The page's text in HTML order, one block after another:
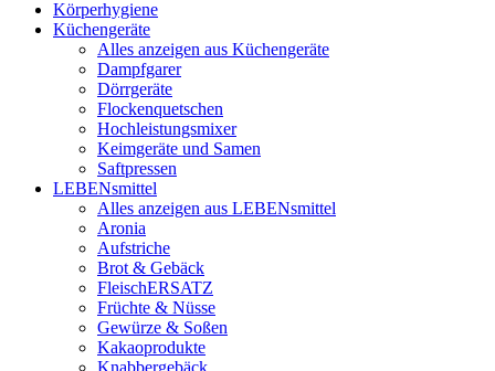
Körperhygiene
Küchengeräte
Alles anzeigen aus Küchengeräte
Dampfgarer
Dörrgeräte
Flockenquetschen
Hochleistungsmixer
Keimgeräte und Samen
Saftpressen
LEBENsmittel
Alles anzeigen aus LEBENsmittel
Aronia
Aufstriche
Brot & Gebäck
FleischERSATZ
Früchte & Nüsse
Gewürze & Soßen
Kakaoprodukte
Knabbergebäck